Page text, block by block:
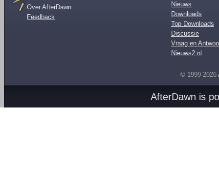
Over AfterDawn
Feedback
Nieuws
Downloads
Top Downloads
Discussie
Vraag en
Nieuws2.nl
© 1999-2026
AfterDawn is